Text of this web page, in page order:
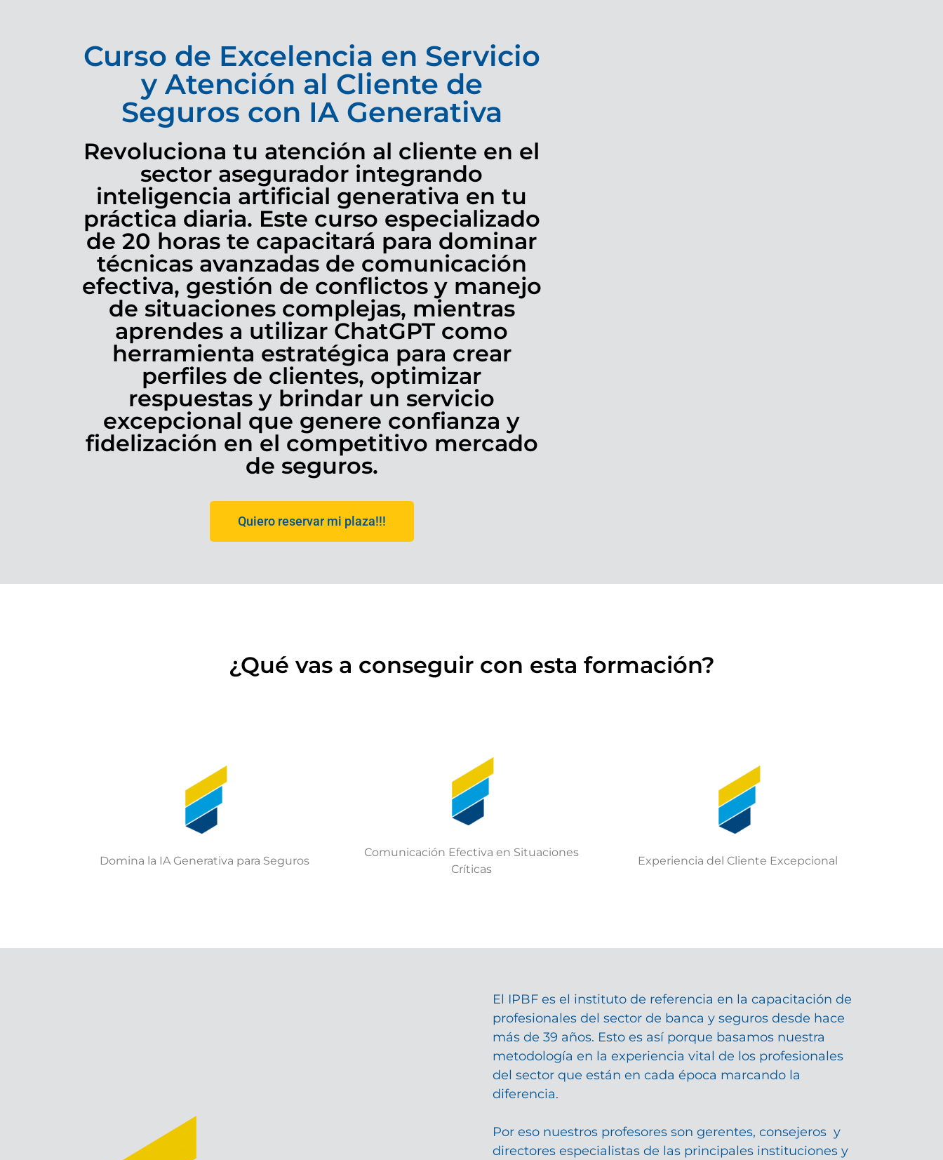
Curso de Excelencia en Servicio
y Atención al Cliente de
Seguros con IA Generativa
Revoluciona tu atención al cliente en el
sector asegurador integrando
inteligencia artificial generativa en tu
práctica diaria. Este curso especializado
de 20 horas te capacitará para dominar
técnicas avanzadas de comunicación
efectiva, gestión de conflictos y manejo
de situaciones complejas, mientras
aprendes a utilizar ChatGPT como
herramienta estratégica para crear
perfiles de clientes, optimizar
respuestas y brindar un servicio
excepcional que genere confianza y
fidelización en el competitivo mercado
de seguros.
Quiero reservar mi plaza!!!
¿Qué vas a conseguir con esta formación?
Domina la IA Generativa para Seguros
Comunicación Efectiva en Situaciones
Críticas
Experiencia del Cliente Excepcional
El IPBF es el instituto de referencia en la capacitación de
profesionales del sector de banca y seguros desde hace
más de 39 años. Esto es así porque basamos nuestra
metodología en la experiencia vital de los profesionales
del sector que están en cada época marcando la
diferencia.
Por eso nuestros profesores son gerentes, consejeros y
directores especialistas de las principales instituciones y